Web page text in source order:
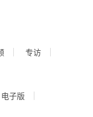
专访
子版